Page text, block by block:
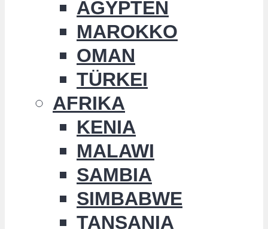
ÄGYPTEN
MAROKKO
OMAN
TÜRKEI
AFRIKA
KENIA
MALAWI
SAMBIA
SIMBABWE
TANSANIA